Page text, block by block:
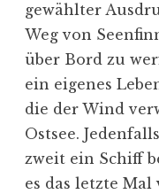
gewählter
Weg von
über Bord zu
ein eigenes
die der Wind
Ostsee.
zweit ein Schiff
es das letzte